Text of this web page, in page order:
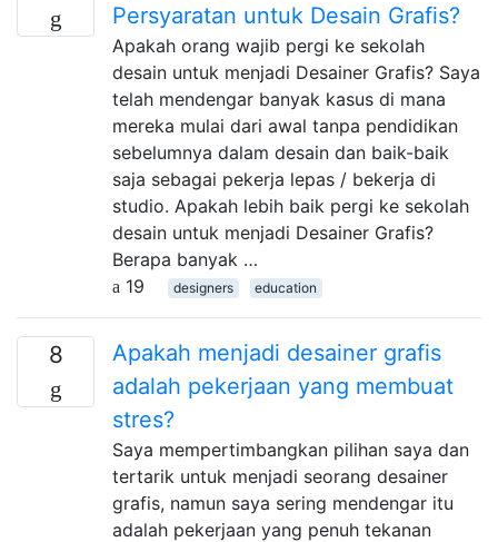
Persyaratan untuk Desain Grafis?
Apakah orang wajib pergi ke sekolah
desain untuk menjadi Desainer Grafis? Saya
telah mendengar banyak kasus di mana
mereka mulai dari awal tanpa pendidikan
sebelumnya dalam desain dan baik-baik
saja sebagai pekerja lepas / bekerja di
studio. Apakah lebih baik pergi ke sekolah
desain untuk menjadi Desainer Grafis?
Berapa banyak …
19
designers education
8
Apakah menjadi desainer grafis
adalah pekerjaan yang membuat
stres?
Saya mempertimbangkan pilihan saya dan
tertarik untuk menjadi seorang desainer
grafis, namun saya sering mendengar itu
adalah pekerjaan yang penuh tekanan